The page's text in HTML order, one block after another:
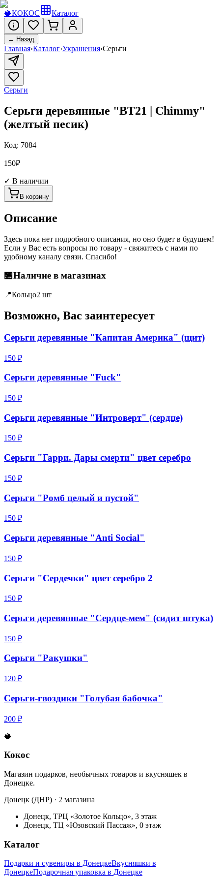
🥥КОКОС Каталог
← Назад
Главная›Каталог›Украшения›Серьги
Серьги
Серьги деревянные "BT21 | Chimmy"
(желтый песик)
Код: 7084
150₽
✓ В наличии
В корзину
Описание
Здесь пока нет подробного описания, но оно будет в будущем!
Если у Вас есть вопросы по товару - свяжитесь с нами по
удобному каналу связи. Спасибо!
🏪Наличие в магазинах
📍Кольцо2 шт
Возможно, Вас заинтересует
Серьги деревянные "Капитан Америка" (щит)
150 ₽
Серьги деревянные "Fuck"
150 ₽
Серьги деревянные "Интроверт" (сердце)
150 ₽
Серьги "Гарри. Дары смерти" цвет серебро
150 ₽
Серьги "Ромб целый и пустой"
150 ₽
Серьги деревянные "Anti Social"
150 ₽
Серьги "Сердечки" цвет серебро 2
150 ₽
Серьги деревянные "Сердце-мем" (сидит штука)
150 ₽
Серьги "Ракушки"
120 ₽
Серьги-гвоздики "Голубая бабочка"
200 ₽
🥥
Кокос
Магазин подарков, необычных товаров и вкусняшек в
Донецке.
Донецк (ДНР) · 2 магазина
Донецк, ТРЦ «Золотое Кольцо», 3 этаж
Донецк, ТЦ «Юзовский Пассаж», 0 этаж
Каталог
Подарки и сувениры в ДонецкеВкусняшки в
ДонецкеПодарочная упаковка в Донецке